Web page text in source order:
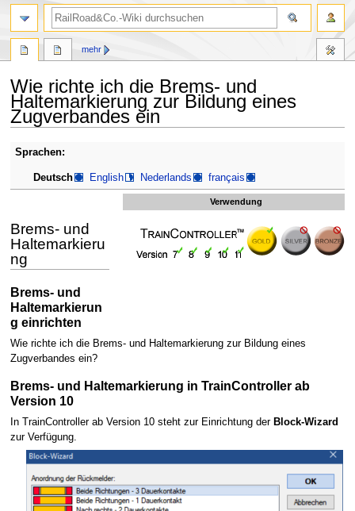
Wie richte ich die Brems- und
Haltemarkierung zur Bildung eines
Zugverbandes ein
Zur
springen
Zur
springen
Sprachen:
Deutsch English Nederlands français
Verwendung
Brems- und
Haltemarkieru
ng
Brems- und
Haltemarkierun
g einrichten
Wie richte ich die Brems- und Haltemarkierung zur Bildung eines
Zugverbandes ein?
Brems- und Haltemarkierung in TrainController ab
Version 10
In TrainController ab Version 10 steht zur Einrichtung der Block-Wizard
zur Verfügung.
mehr
Suche